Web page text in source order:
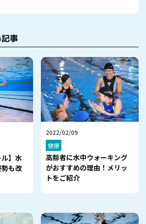
事
ル】水
も改
2022/02/09
健康
高齢者に水中ウォーキング
がおすすめの理由！メリッ
トをご紹介